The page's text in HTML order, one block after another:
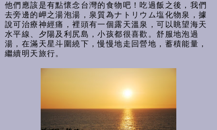
他們應該是有點懷念台灣的食物吧！吃過飯之後，我們
去旁邊的岬之湯泡湯，泉質為ナトリウム塩化物泉，據
說可治療神經痛，裡頭有一個露天溫泉，可以眺望海天
水平線、夕陽及利尻島，小孩都很喜歡。舒服地泡過
湯，在滿天星斗圍繞下，慢慢地走回營地，蓄積能量，
繼續明天旅行。